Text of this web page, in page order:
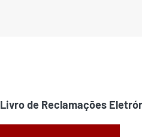
Livro de Reclamações